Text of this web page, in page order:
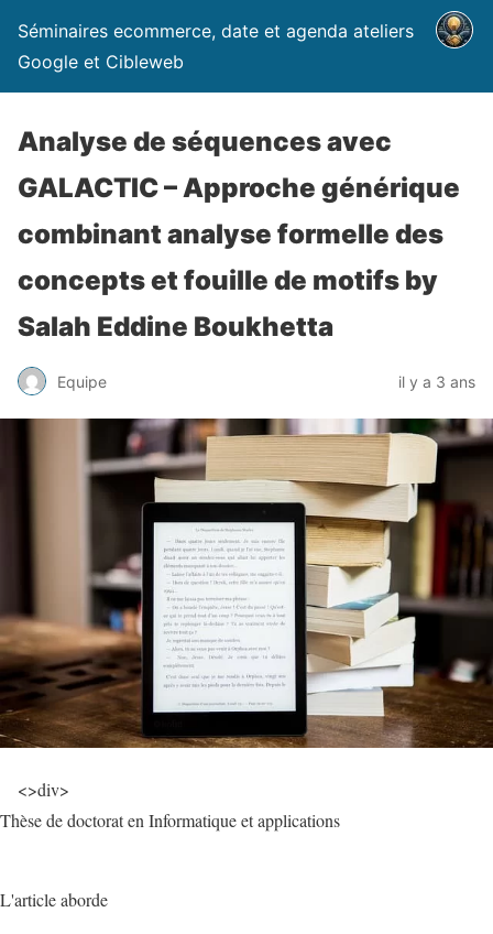
Séminaires ecommerce, date et agenda ateliers
Google et Cibleweb
Analyse de séquences avec
GALACTIC – Approche générique
combinant analyse formelle des
concepts et fouille de motifs by
Salah Eddine Boukhetta
Equipe il y a 3 ans
<>div>
Thèse de doctorat en Informatique et applications
L'article aborde